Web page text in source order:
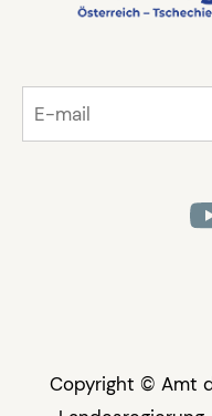
Copyright © Amt